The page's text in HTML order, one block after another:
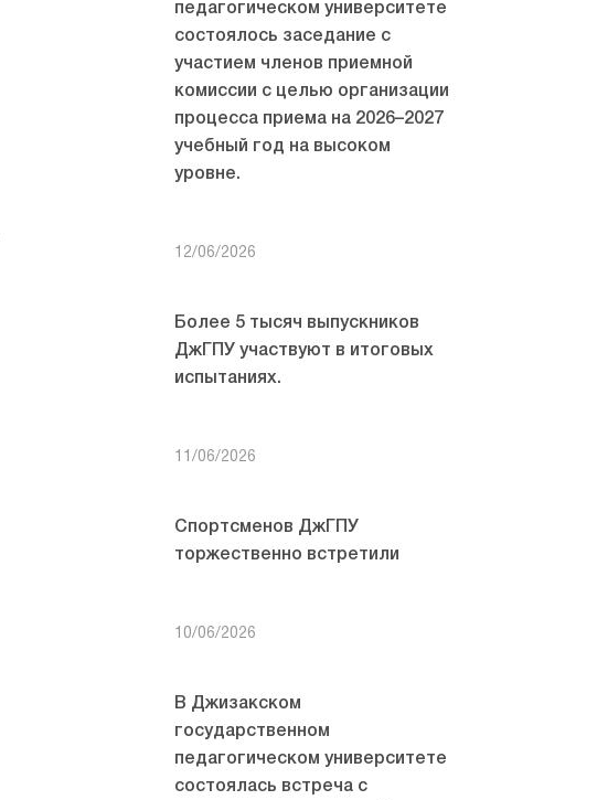
педагогическом университете
состоялось заседание с
участием членов приемной
комиссии с целью организации
процесса приема на 2026–2027
учебный год на высоком
уровне.
12/06/2026
Более 5 тысяч выпускников
ДжГПУ участвуют в итоговых
испытаниях.
11/06/2026
Спортсменов ДжГПУ
торжественно встретили
10/06/2026
В Джизакском
государственном
педагогическом университете
состоялась встреча с